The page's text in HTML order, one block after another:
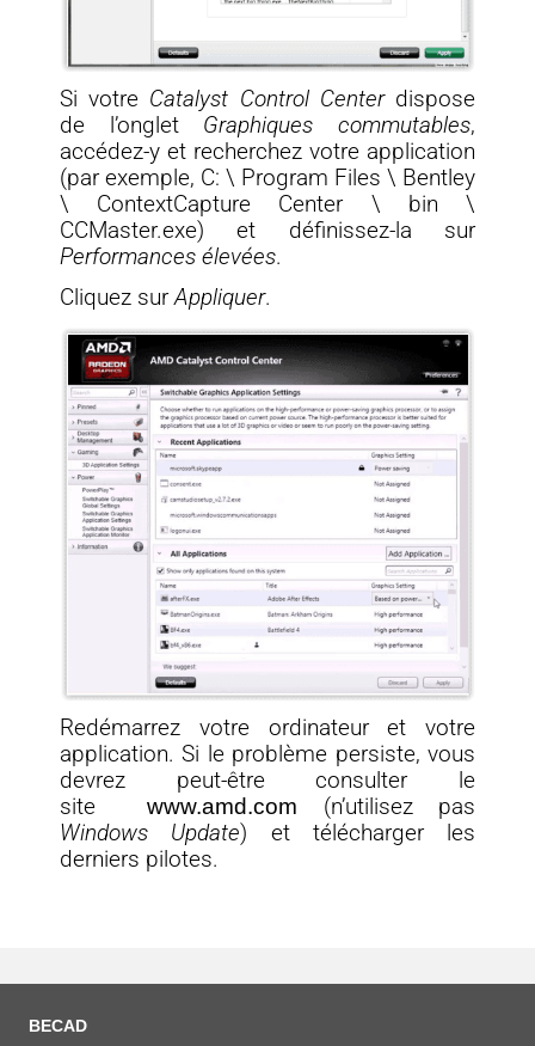
Si votre Catalyst Control Center dispose
de l’onglet Graphiques commutables,
accédez-y et recherchez votre application
(par exemple, C: \ Program Files \ Bentley
\ ContextCapture Center \ bin \
CCMaster.exe) et définissez-la sur
Performances élevées.
Cliquez surAppliquer.
Redémarrez votre ordinateur et votre
application. Si le problème persiste, vous
devrez peut-être consulter le
site www.amd.com (n’utilisez pas
Windows Update) et télécharger les
derniers pilotes.
BECAD